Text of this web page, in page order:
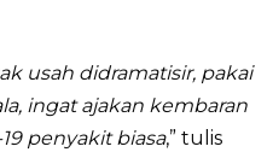
usah didramatisir, pakai
ingat ajakan kembaran
penyakit biasa,” tulis